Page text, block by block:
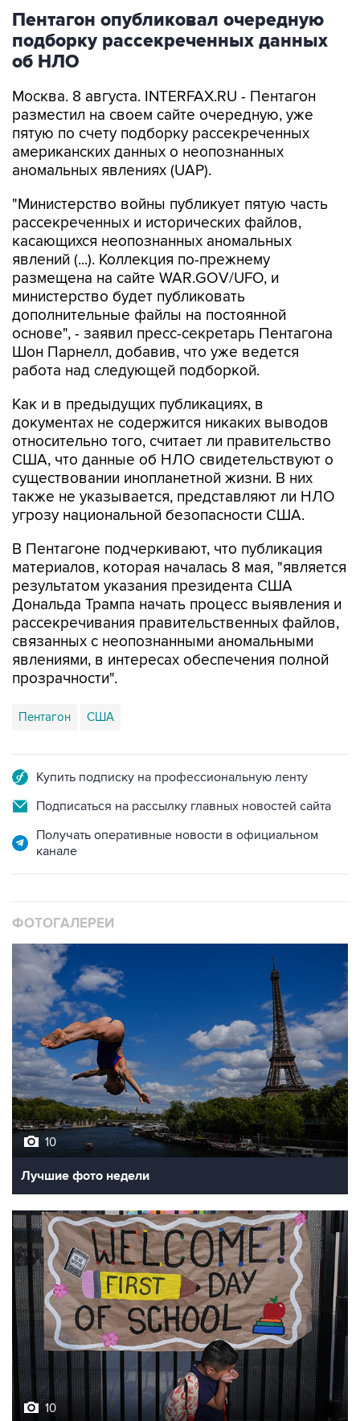
Пентагон опубликовал очередную
подборку рассекреченных данных
об НЛО
Москва. 8 августа. INTERFAX.RU - Пентагон
разместил на своем сайте очередную, уже
пятую по счету подборку рассекреченных
американских данных о неопознанных
аномальных явлениях (UAP).
"Министерство войны публикует пятую часть
рассекреченных и исторических файлов,
касающихся неопознанных аномальных
явлений (...). Коллекция по-прежнему
размещена на сайте WAR.GOV/UFO, и
министерство будет публиковать
дополнительные файлы на постоянной
основе", - заявил пресс-секретарь Пентагона
Шон Парнелл, добавив, что уже ведется
работа над следующей подборкой.
Как и в предыдущих публикациях, в
документах не содержится никаких выводов
относительно того, считает ли правительство
США, что данные об НЛО свидетельствуют о
существовании инопланетной жизни. В них
также не указывается, представляют ли НЛО
угрозу национальной безопасности США.
В Пентагоне подчеркивают, что публикация
материалов, которая началась 8 мая, "является
результатом указания президента США
Дональда Трампа начать процесс выявления и
рассекречивания правительственных файлов,
связанных с неопознанными аномальными
явлениями, в интересах обеспечения полной
прозрачности".
Пентагон США
Купить подписку на профессиональную ленту
Подписаться на рассылку главных новостей сайта
Получать оперативные новости в официальном
канале
ФОТОГАЛЕРЕИ
10
Лучшие фото недели
10